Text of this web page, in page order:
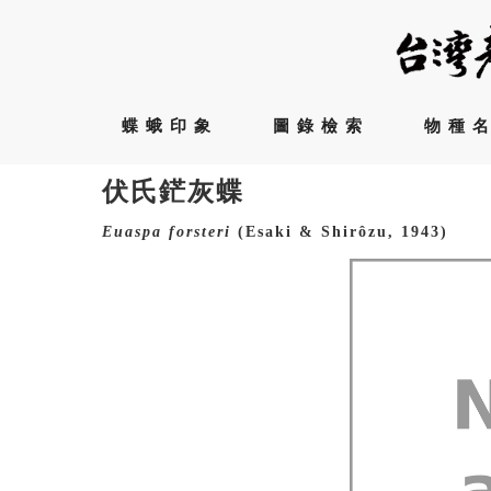
蝶蛾印象 圖錄檢索 物種
伏氏鋩灰蝶
Euaspa forsteri (Esaki & Shirôzu, 1943)